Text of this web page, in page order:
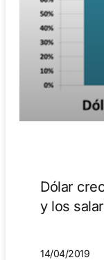
Dólar
y los
14/04/2019